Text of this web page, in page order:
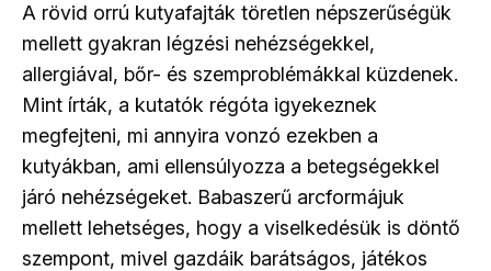
A rövid orrú kutyafajták töretlen népszerűségük
mellett gyakran légzési nehézségekkel,
allergiával, bőr- és szemproblémákkal küzdenek.
Mint írták, a kutatók régóta igyekeznek
megfejteni, mi annyira vonzó ezekben a
kutyákban, ami ellensúlyozza a betegségekkel
járó nehézségeket. Babaszerű arcformájuk
mellett lehetséges, hogy a viselkedésük is döntő
szempont, mivel gazdáik barátságos, játékos